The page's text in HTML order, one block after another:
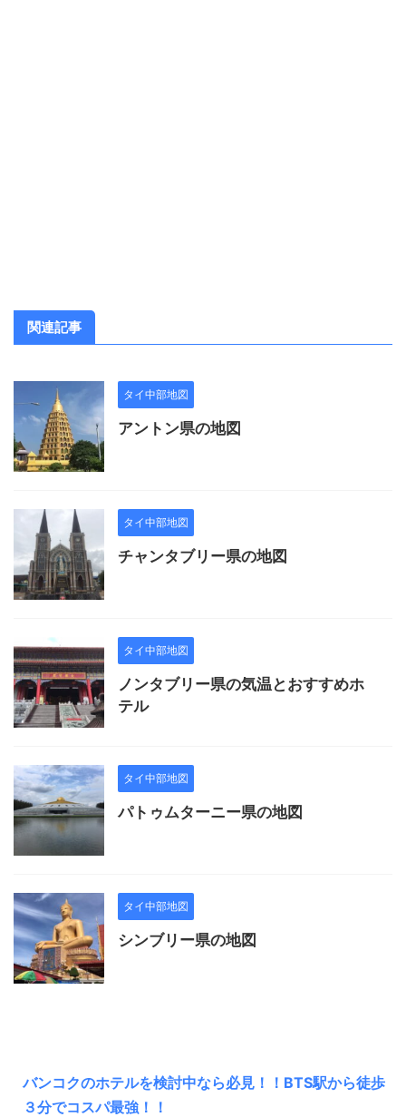
関連記事
タイ中部地図
アントン県の地図
タイ中部地図
チャンタブリー県の地図
タイ中部地図
ノンタブリー県の気温とおすすめホ
テル
タイ中部地図
パトゥムターニー県の地図
タイ中部地図
シンブリー県の地図
バンコクのホテルを検討中なら必見！！BTS駅から徒歩
３分でコスパ最強！！